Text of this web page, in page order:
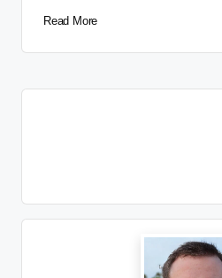
Read More